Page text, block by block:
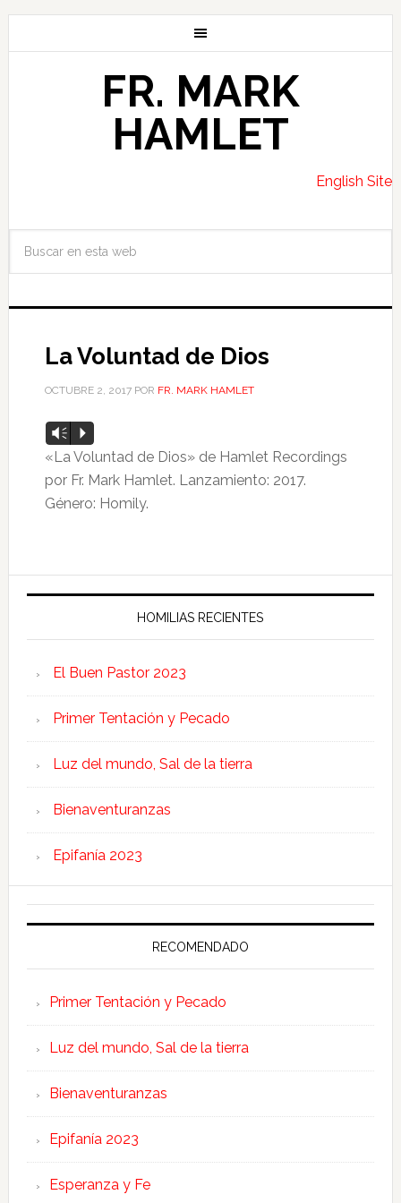
FR. MARK
HAMLET
English Site
La Voluntad de Dios
OCTUBRE 2, 2017POR FR. MARK HAMLET
Reproductor
de
audio
Vm P
«La Voluntad de Dios» de Hamlet Recordings
por Fr. Mark Hamlet. Lanzamiento: 2017.
Género: Homily.
HOMILIAS RECIENTES
El Buen Pastor 2023
Primer Tentación y Pecado
Luz del mundo, Sal de la tierra
Bienaventuranzas
Epifanía 2023
RECOMENDADO
Primer Tentación y Pecado
Luz del mundo, Sal de la tierra
Bienaventuranzas
Epifanía 2023
Esperanza y Fe